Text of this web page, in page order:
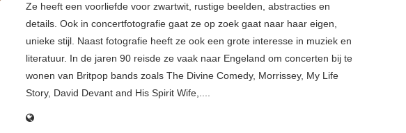
Ze heeft een voorliefde voor zwartwit, rustige beelden, abstracties en
details. Ook in concertfotografie gaat ze op zoek gaat naar haar eigen,
unieke stijl. Naast fotografie heeft ze ook een grote interesse in muziek en
literatuur. In de jaren 90 reisde ze vaak naar Engeland om concerten bij te
wonen van Britpop bands zoals The Divine Comedy, Morrissey, My Life
Story, David Devant and His Spirit Wife,....